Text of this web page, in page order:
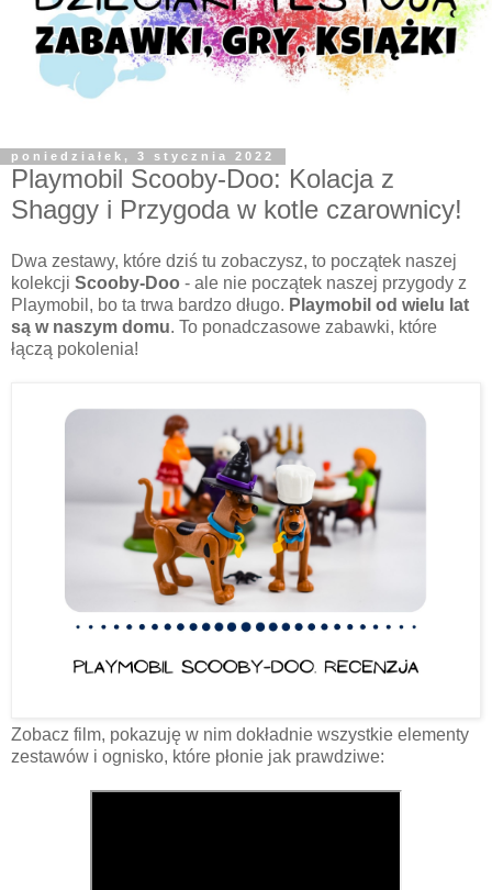
poniedziałek, 3 stycznia 2022
Playmobil Scooby-Doo: Kolacja z
Shaggy i Przygoda w kotle czarownicy!
Dwa zestawy, które dziś tu zobaczysz, to początek naszej
kolekcji Scooby-Doo - ale nie początek naszej przygody z
Playmobil, bo ta trwa bardzo długo. Playmobil od wielu lat
są w naszym domu. To ponadczasowe zabawki, które
łączą pokolenia!
Zobacz film, pokazuję w nim dokładnie wszystkie elementy
zestawów i ognisko, które płonie jak prawdziwe: